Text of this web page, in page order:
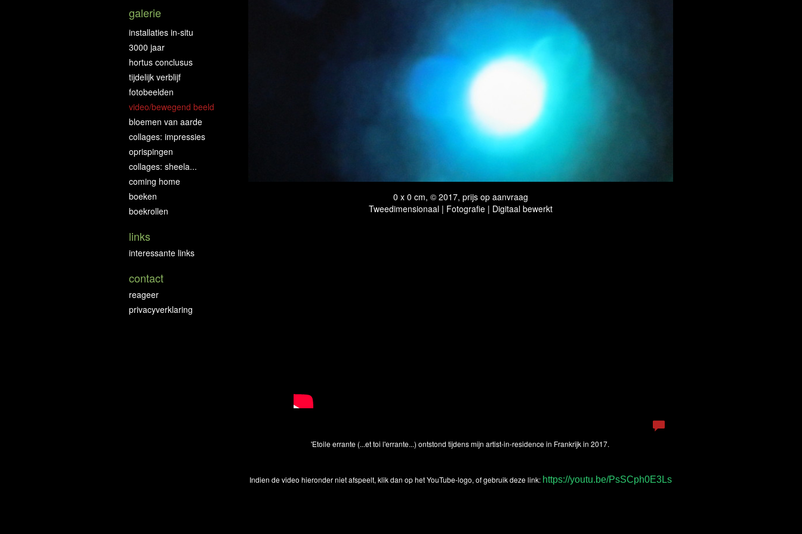
0 x 0 cm, © 2017, prijs op aanvraag
Tweedimensionaal | Fotografie | Digitaal bewerkt
'Etoile errante (...et toi l'errante...) ontstond tijdens mijn artist-in-residence in Frankrijk in 2017.
Indien de video hieronder niet afspeelt, klik dan op het YouTube-logo, of gebruik deze link: https://youtu.be/PsSCph0E3Ls
galerie
installaties in-situ
3000 jaar
hortus conclusus
tijdelijk verblijf
fotobeelden
video/bewegend beeld
bloemen van aarde
collages: impressies
oprispingen
collages: sheela...
coming home
boeken
boekrollen
links
interessante links
contact
reageer
privacyverklaring